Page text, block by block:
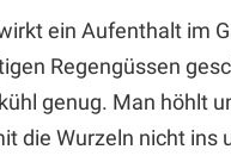
ein Aufenthalt im
Regengüssen
genug. Man höhlt
die Wurzeln nicht ins